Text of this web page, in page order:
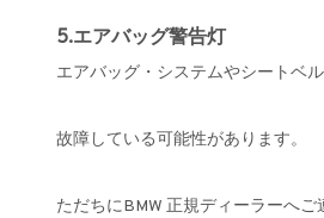
5.エアバッグ警告灯
エアバッグ・システムやシートベ
故障している可能性があります。
ただちにBMW 正規ディーラーへご